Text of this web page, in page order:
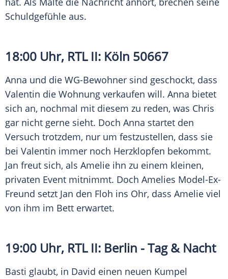
Schuldgefühle aus.
18:00 Uhr, RTL II: Köln 50667
Anna und die WG-Bewohner sind geschockt, dass
Valentin die Wohnung verkaufen will. Anna bietet
sich an, nochmal mit diesem zu reden, was Chris
gar nicht gerne sieht. Doch Anna startet den
Versuch trotzdem, nur um festzustellen, dass sie
bei Valentin immer noch Herzklopfen bekommt.
Jan freut sich, als Amelie ihn zu einem kleinen,
privaten Event mitnimmt. Doch Amelies Model-Ex-
Freund setzt Jan den Floh ins Ohr, dass Amelie viel
von ihm im Bett erwartet.
19:00 Uhr, RTL II: Berlin - Tag & Nacht
Basti glaubt, in David einen neuen Kumpel